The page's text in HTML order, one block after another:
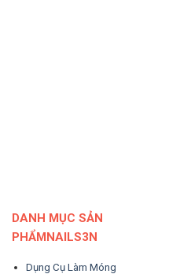
DANH MỤC SẢN
PHẨMNAILS3N
Dụng Cụ Làm Móng